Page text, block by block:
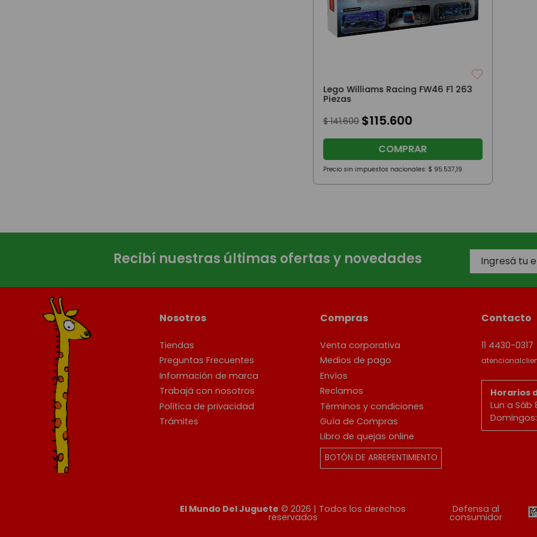
Lego Williams Racing FW46 F1 263
Piezas
$ 141.600 $115.600
COMPRAR
Precio sin impuestos nacionales: $ 95.537,19
Recibí nuestras últimas ofertas y novedades
Nosotros
Tiendas
Preguntas Frecuentes
Información de marca
Trabajá con nosotros
Política de privacidad
Trámites
Compras
Venta corporativa
Medios de pago
Envíos
Reclamos
Términos y condiciones
Guía de Compras
Libro de quejas online
BOTÓN DE ARREPENTIMIENTO
Contacto
11 4430-0317
Horarios
Lun a Sáb
Domingos:
El Mundo Del Juguete © 2026 | Todos los derechos
reservados
Defensa al
consumidor